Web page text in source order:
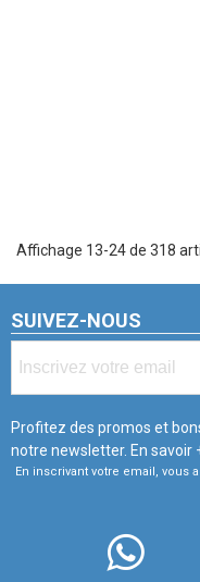
Affichage 13-24 de 318
SUIVEZ-NOUS
Profitez des promos et
notre newsletter. En savoir
En inscrivant votre email,